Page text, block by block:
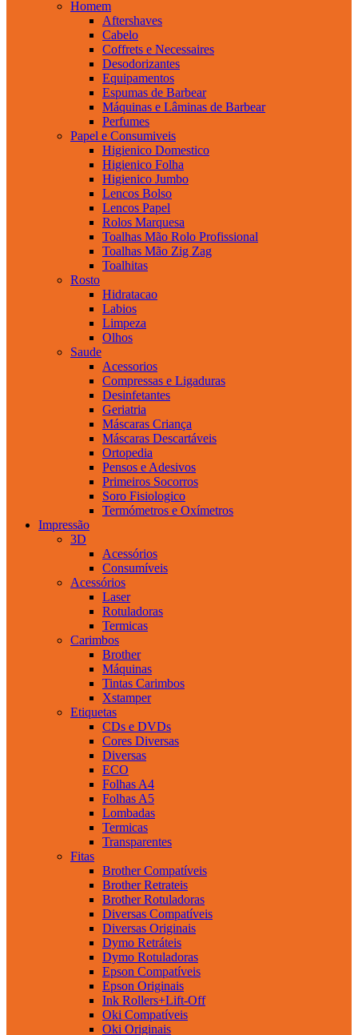
Homem
Aftershaves
Cabelo
Coffrets e Necessaires
Desodorizantes
Equipamentos
Espumas de Barbear
Máquinas e Lâminas de Barbear
Perfumes
Papel e Consumiveis
Higienico Domestico
Higienico Folha
Higienico Jumbo
Lencos Bolso
Lencos Papel
Rolos Marquesa
Toalhas Mão Rolo Profissional
Toalhas Mão Zig Zag
Toalhitas
Rosto
Hidratacao
Labios
Limpeza
Olhos
Saude
Acessorios
Compressas e Ligaduras
Desinfetantes
Geriatria
Máscaras Criança
Máscaras Descartáveis
Ortopedia
Pensos e Adesivos
Primeiros Socorros
Soro Fisiologico
Termómetros e Oxímetros
Impressão
3D
Acessórios
Consumíveis
Acessórios
Laser
Rotuladoras
Termicas
Carimbos
Brother
Máquinas
Tintas Carimbos
Xstamper
Etiquetas
CDs e DVDs
Cores Diversas
Diversas
ECO
Folhas A4
Folhas A5
Lombadas
Termicas
Transparentes
Fitas
Brother Compatíveis
Brother Retrateis
Brother Rotuladoras
Diversas Compatíveis
Diversas Originais
Dymo Retráteis
Dymo Rotuladoras
Epson Compatíveis
Epson Originais
Ink Rollers+Lift-Off
Oki Compatíveis
Oki Originais